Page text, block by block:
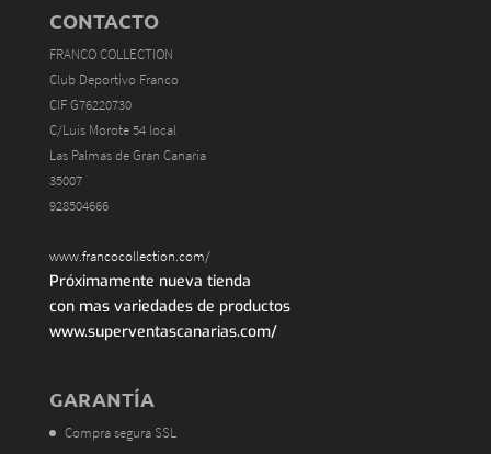
CONTACTO
FRANCO COLLECTION
Club Deportivo Franco
CIF G76220730
C/Luis Morote 54 local
Las Palmas de Gran Canaria
35007
928504666
www.francocollection.com/
Próximamente nueva tienda
con mas variedades de productos
www.superventascanarias.com/
GARANTÍA
Compra segura SSL